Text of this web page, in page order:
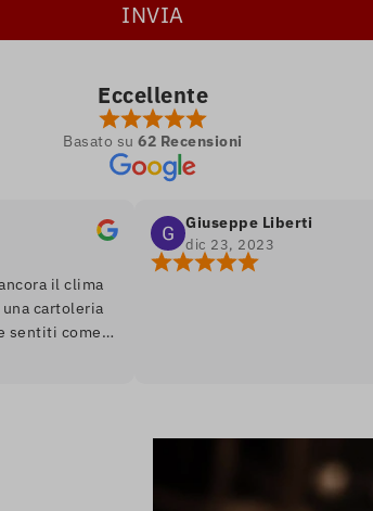
Eccellente
Basato su 62 Recensioni
il clima
come
Giuseppe Liberti
dic 23, 2023